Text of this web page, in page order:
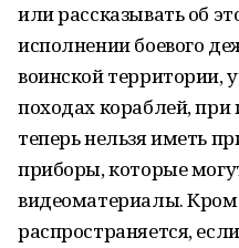
или рассказывать об
исполнении боевого
воинской территории,
походах кораблей,
теперь нельзя иметь
приборы, которые
видеоматериалы.
распространяется,